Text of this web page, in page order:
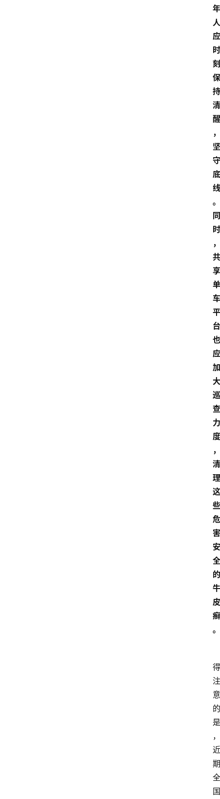
年
人
应
时
刻
保
持
清
醒
，
坚
守
底
线
。
同
时
，
共
享
单
车
平
台
也
应
加
大
巡
查
力
度
，
清
理
这
些
危
害
安
全
的
牛
皮
癣
。
得
注
意
的
是
，
近
期
全
国